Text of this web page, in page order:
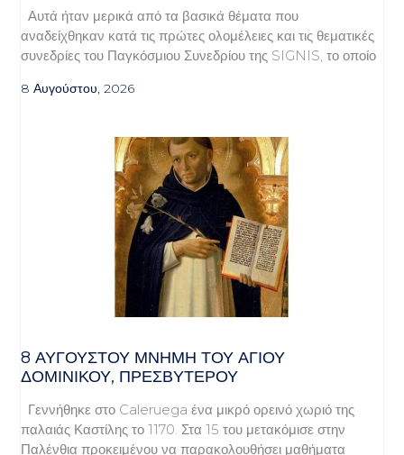
Αυτά ήταν μερικά από τα βασικά θέματα που
αναδείχθηκαν κατά τις πρώτες ολομέλειες και τις θεματικές
συνεδρίες του Παγκόσμιου Συνεδρίου της SIGNIS, το οποίο
8 Αυγούστου, 2026
8 ΑΥΓΟΥΣΤΟΥ ΜΝΗΜΗ ΤΟΥ ΑΓΙΟΥ
ΔΟΜΙΝΙΚΟΥ, ΠΡΕΣΒΥΤΕΡΟΥ
Γεννήθηκε στο Caleruega ένα μικρό ορεινό χωριό της
παλαιάς Καστίλης το 1170. Στα 15 του μετακόμισε στην
Παλένθια προκειμένου να παρακολουθήσει μαθήματα